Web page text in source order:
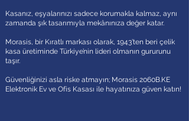
Kasanız, eşyalarınızı sadece korumakla kalmaz, aynı
zamanda şık tasarımıyla mekânınıza değer katar.
Morasis, bir Kıratlı markası olarak, 1943’ten beri çelik
kasa üretiminde Türkiye’nin lideri olmanın gururunu
taşır.
Güvenliğinizi asla riske atmayın; Morasis 2060B.KE
Elektronik Ev ve Ofis Kasası ile hayatınıza güven katın!